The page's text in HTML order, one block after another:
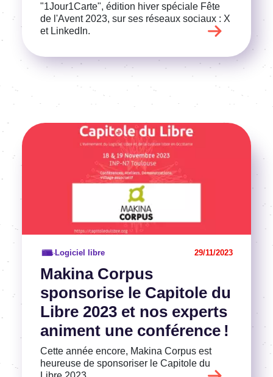
"1Jour1Carte", édition hiver spéciale Fête
de l'Avent 2023, sur ses réseaux sociaux : X
et LinkedIn.
Makina Corpus
sponsorise le Capitole du
Libre 2023 et nos experts
animent une conférence !
Logiciel libre 29/11/2023
Cette année encore, Makina Corpus est
heureuse de sponsoriser le Capitole du
Voir l'article
Image